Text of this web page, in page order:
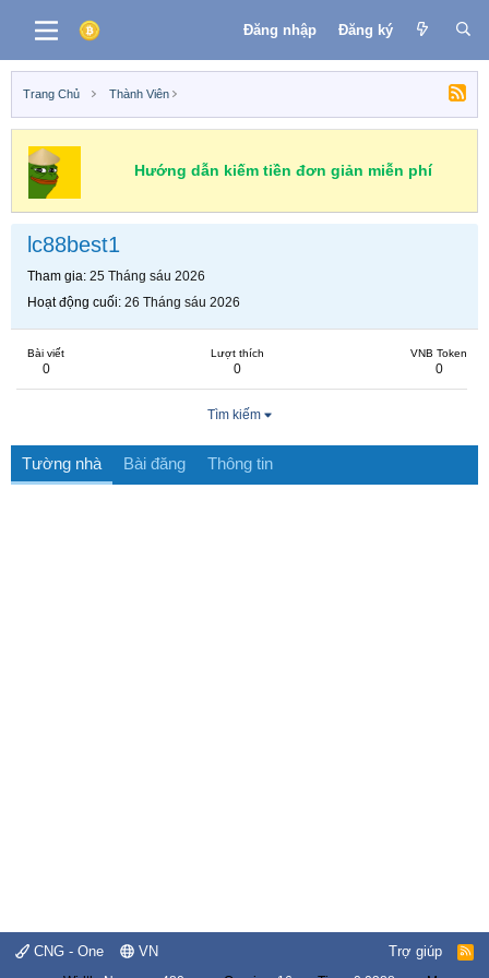
Đăng nhập Đăng ký
Trang Chủ Thành Viên
Hướng dẫn kiếm tiền đơn giản miễn phí
lc88best1
Tham gia 25 Tháng sáu 2026
Hoạt động cuối 26 Tháng sáu 2026
Bài viết
0
Lượt thích
0
VNB Token
0
Tìm kiếm
Tường nhà Bài đăng Thông tin
CNG - One VN Trợ giúp
R